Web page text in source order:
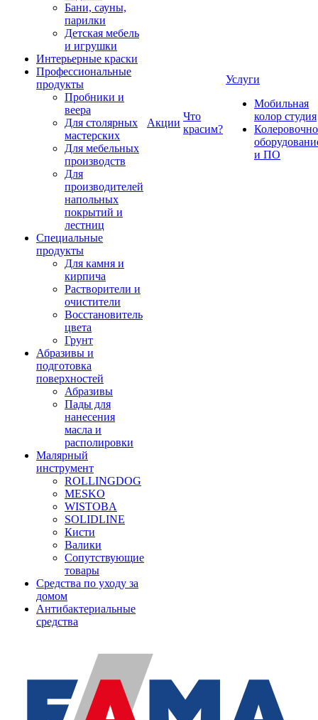
Бани, сауны,
парилки
Детская мебель
и игрушки
Интерьерные краски
Профессиональные
продукты
Пробники и
веера
Для столярных
мастерских
Для мебельных
производств
Для
производителей
напольных
покрытий и
лестниц
Специальные
продукты
Для камня и
кирпича
Растворители и
очистители
Восстановитель
цвета
Грунт
Абразивы и
подготовка
поверхностей
Абразивы
Пады для
нанесения
масла и
располировки
Малярный
инструмент
ROLLINGDOG
MESKO
WISTOBA
SOLIDLINE
Кисти
Валики
Сопутствующие
товары
Средства по уходу за
домом
Антибактериальные
средства
Акции
Что
красим?
Услуги
Мобильная
колор студия
и ПО